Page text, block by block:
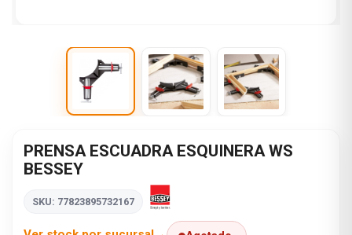
PRENSA ESCUADRA ESQUINERA WS
BESSEY
SKU: 77823895732167